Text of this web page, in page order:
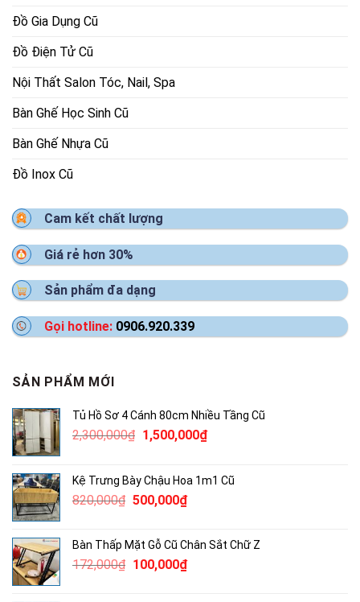
Đồ Gia Dụng Cũ
Đồ Điện Tử Cũ
Nội Thất Salon Tóc, Nail, Spa
Bàn Ghế Học Sinh Cũ
Bàn Ghế Nhựa Cũ
Đồ Inox Cũ
Cam kết chất lượng
Giá rẻ hơn 30%
Sản phẩm đa dạng
Gọi hotline: 0906.920.339
SẢN PHẨM MỚI
Tủ Hồ Sơ 4 Cánh 80cm Nhiều Tầng Cũ
2,300,000₫ Giá
2,300,000₫.
1,500,000₫Giá
là:
Kệ Trưng Bày Chậu Hoa 1m1 Cũ
820,000₫ Giá
820,000₫.
500,000₫Giá
là:
500,000₫.
Bàn Thấp Mặt Gỗ Cũ Chân Sắt Chữ Z
172,000₫ Giá
100,000₫Giá